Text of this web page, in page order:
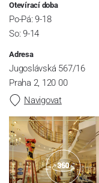
Otevírací doba
Po-Pá: 9-18
So: 9-14
Adresa
Jugoslávská 567/16
Praha 2, 120 00
Navigovat